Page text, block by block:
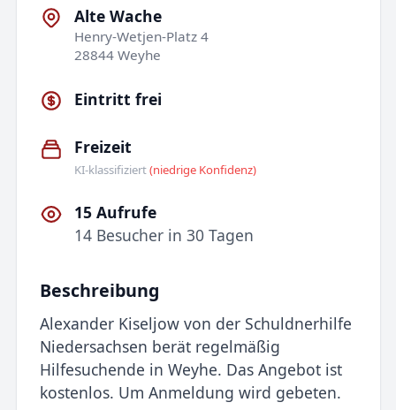
Alte Wache
Henry-Wetjen-Platz 4
28844 Weyhe
Eintritt frei
Freizeit
KI-klassifiziert(niedrige Konfidenz)
15 Aufrufe
14 Besucher in 30 Tagen
Beschreibung
Alexander Kiseljow von der Schuldnerhilfe
Niedersachsen berät regelmäßig
Hilfesuchende in Weyhe. Das Angebot ist
kostenlos. Um Anmeldung wird gebeten.